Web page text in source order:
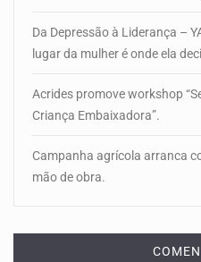
Da Depressão à Liderança –
lugar da mulher é onde ela
Acrides promove workshop
Criança Embaixadora”.
Campanha agrícola arranca
mão de obra.